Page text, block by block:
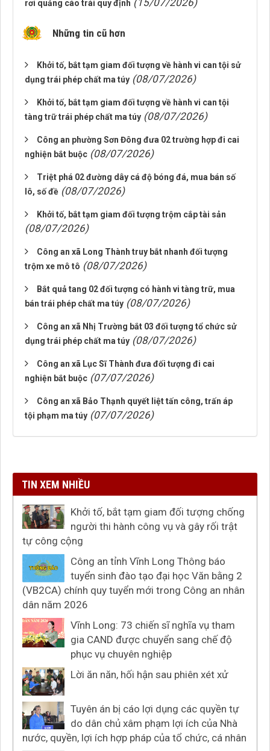
rơi quảng cáo trái quy định (15/07/2026)
Những tin cũ hơn
Khởi tố, bắt tạm giam đối tượng về hành vi can tội sử
dụng trái phép chất ma túy (08/07/2026)
Khởi tố, bắt tạm giam đối tượng về hành vi can tội
tàng trữ trái phép chất ma túy (08/07/2026)
Công an phường Sơn Đông đưa 02 trường hợp đi cai
nghiện bắt buộc (08/07/2026)
Triệt phá 02 đường dây cá độ bóng đá, mua bán số
lô, số đề (08/07/2026)
Khởi tố, bắt tạm giam đối tượng trộm cắp tài sản
(08/07/2026)
Công an xã Long Thành truy bắt nhanh đối tượng
trộm xe mô tô (08/07/2026)
Bắt quả tang 02 đối tượng có hành vi tàng trữ, mua
bán trái phép chất ma túy (08/07/2026)
Công an xã Nhị Trường bắt 03 đối tượng tổ chức sử
dụng trái phép chất ma túy (08/07/2026)
Công an xã Lục Sĩ Thành đưa đối tượng đi cai
nghiện bắt buộc (07/07/2026)
Công an xã Bảo Thạnh quyết liệt tấn công, trấn áp
tội phạm ma túy (07/07/2026)
TIN XEM NHIỀU
Khởi tố, bắt tạm giam đối tượng chống
người thi hành công vụ và gây rối trật
tự công cộng
Công an tỉnh Vĩnh Long Thông báo
tuyển sinh đào tạo đại học Văn bằng 2
(VB2CA) chính quy tuyển mới trong Công an nhân
dân năm 2026
Vĩnh Long: 73 chiến sĩ nghĩa vụ tham
gia CAND được chuyển sang chế độ
phục vụ chuyên nghiệp
Lời ăn năn, hối hận sau phiên xét xử
Tuyên án bị cáo lợi dụng các quyền tự
do dân chủ xâm phạm lợi ích của Nhà
nước, quyền, lợi ích hợp pháp của tổ chức, cá nhân